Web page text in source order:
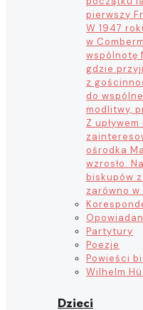
pierwszy
W 1947
w
wspólnotę
gdzie
z
do
modlitwy,
Z
ośrodka
wzrosło.
biskupów
zarówno
Partytury
Poezje
Powieści
Wilhelm
Dzieci